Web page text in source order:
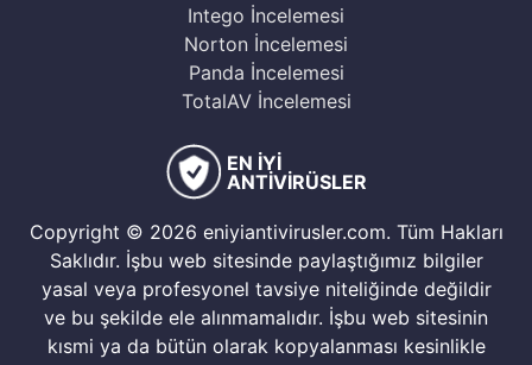
Intego İncelemesi
Norton İncelemesi
Panda İncelemesi
TotalAV İncelemesi
EN İYİ
ANTİVİRÜSLER
Copyright © 2026 eniyiantivirusler.com. Tüm Hakları
Saklıdır. İşbu web sitesinde paylaştığımız bilgiler
yasal veya profesyonel tavsiye niteliğinde değildir
ve bu şekilde ele alınmamalıdır. İşbu web sitesinin
kısmi ya da bütün olarak kopyalanması kesinlikle